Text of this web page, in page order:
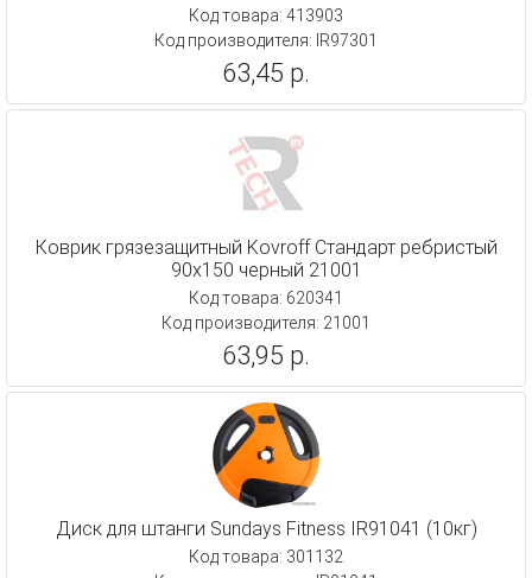
Код товара: 413903
Код производителя: IR97301
63,45 р.
Коврик грязезащитный Kovroff Стандарт ребристый
90x150 черный 21001
Код товара: 620341
Код производителя: 21001
63,95 р.
Диск для штанги Sundays Fitness IR91041 (10кг)
Код товара: 301132